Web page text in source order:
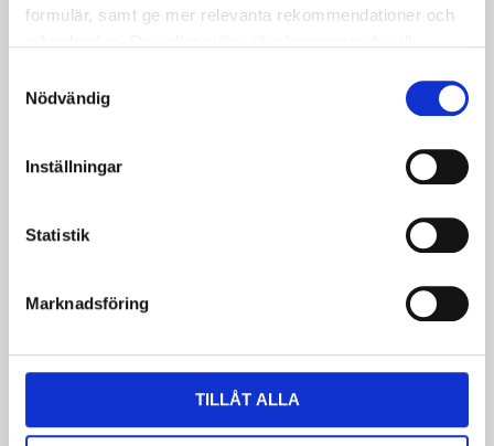
formulär, samt ge mer relevanta rekommendationer och
Nödvändig
Inställningar
Statistik
Marknadsföring
TILLÅT ALLA
Specifikationer:
Reflexdetaljer:
För ökad synlighet vid dåligt
Användning:
Bra balans mellan prestanda och
den optimala lösningen för säkra och bekväma
cykelturer i staden.
Omdömen
Du